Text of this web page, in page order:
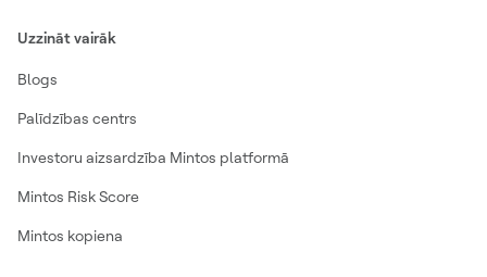
Uzzināt vairāk
Blogs
Palīdzības centrs
Investoru aizsardzība Mintos platformā
Mintos Risk Score
Mintos kopiena